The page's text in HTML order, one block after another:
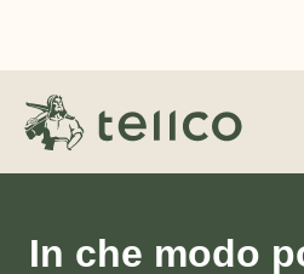
In che modo